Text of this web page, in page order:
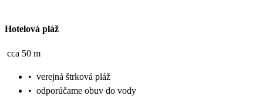
Hotelová pláž
cca 50 m
• verejná štrková pláž
• odporúčame obuv do vody